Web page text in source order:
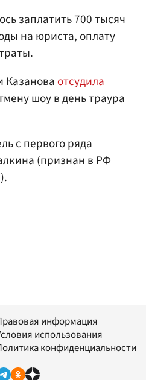
заплатить 700 тысяч
на юриста, оплату
Казановаотсудила
шоу в день траура
с первого ряда
(признан в РФ
информация
использования
конфиденциальности